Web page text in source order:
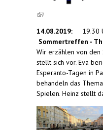
(link is external)
)
14.08.2019: 19.30
Sommertreffen -
Wir erzählen von den
stellt sich vor. Eva
Esperanto-Tagen in
behandeln das
Spielen. Heinz stellt